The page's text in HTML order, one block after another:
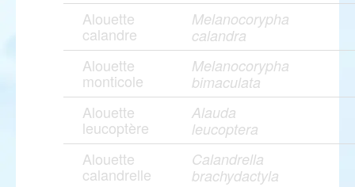
Alouette
calandre
Melanocorypha
calandra
Alouette
monticole
Melanocorypha
bimaculata
Alouette
leucoptère
Alauda
leucoptera
Alouette
calandrelle
Calandrella
brachydactyla